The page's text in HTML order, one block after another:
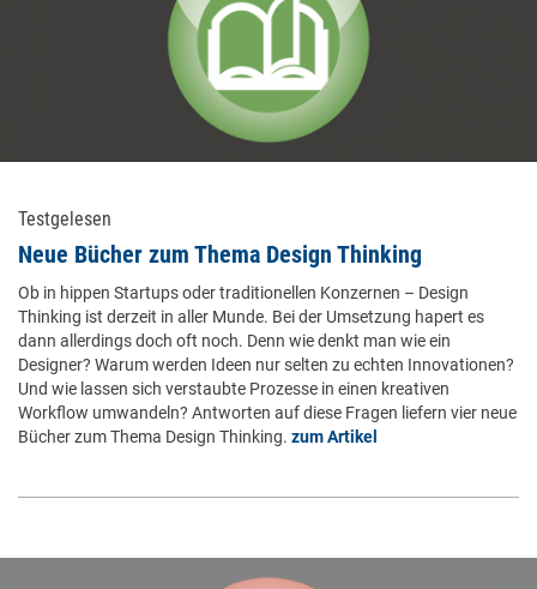
Testgelesen
Neue Bücher zum Thema Design Thinking
Ob in hippen Startups oder traditionellen Konzernen – Design
Thinking ist derzeit in aller Munde. Bei der Umsetzung hapert es
dann allerdings doch oft noch. Denn wie denkt man wie ein
Designer? Warum werden Ideen nur selten zu echten Innovationen?
Und wie lassen sich verstaubte Prozesse in einen kreativen
Workflow umwandeln? Antworten auf diese Fragen liefern vier neue
Bücher zum Thema Design Thinking. zum Artikel